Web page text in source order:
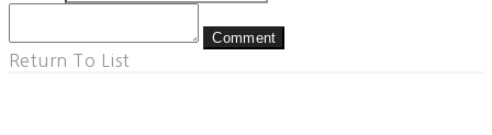
Comment
Return To List